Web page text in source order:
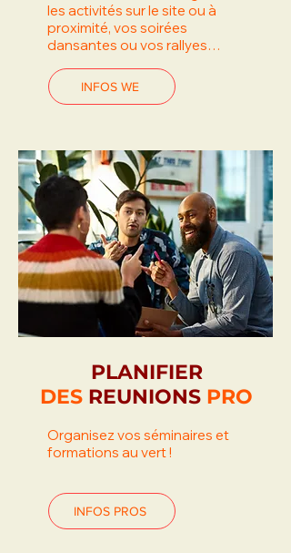
les activités sur le site ou à
proximité, vos soirées
dansantes ou vos rallyes…
INFOS WE
PLANIFIER
DES REUNIONS PRO
Organisez vos séminaires et
formations au vert !
INFOS PROS